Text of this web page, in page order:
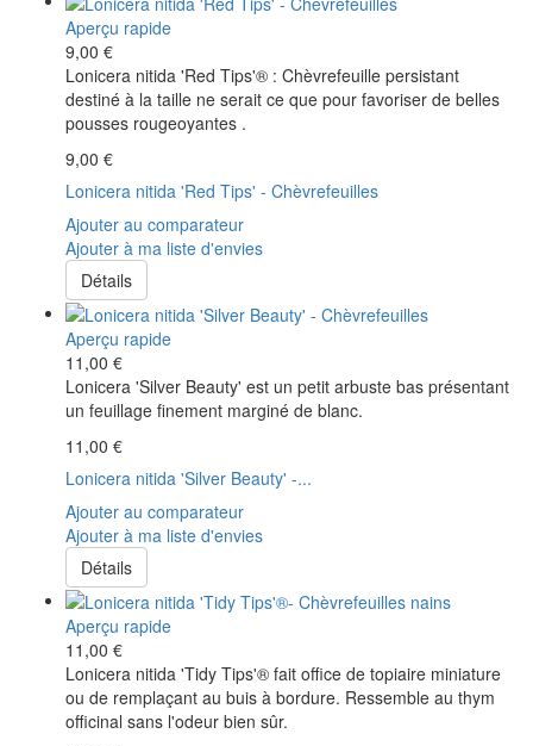
Aperçu rapide
9,00 €
Lonicera nitida 'Red Tips'® : Chèvrefeuille persistant
destiné à la taille ne serait ce que pour favoriser de belles
pousses rougeoyantes .
9,00 €
Lonicera nitida 'Red Tips' - Chèvrefeuilles
Ajouter au comparateur
Ajouter à ma liste d'envies
Détails
Aperçu rapide
11,00 €
Lonicera 'Silver Beauty' est un petit arbuste bas présentant
un feuillage finement marginé de blanc.
11,00 €
Lonicera nitida 'Silver Beauty' -...
Ajouter au comparateur
Ajouter à ma liste d'envies
Détails
Aperçu rapide
11,00 €
Lonicera nitida 'Tidy Tips'® fait office de topiaire miniature
ou de remplaçant au buis à bordure. Ressemble au thym
officinal sans l'odeur bien sûr.